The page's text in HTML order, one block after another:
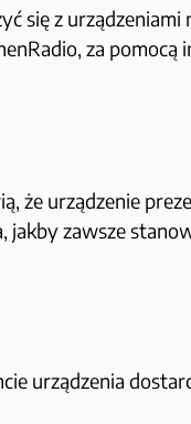
się z
za pomocą
że urządzenie
zawsze
urządzenia